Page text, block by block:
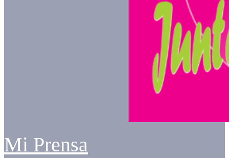
Mi Prensa